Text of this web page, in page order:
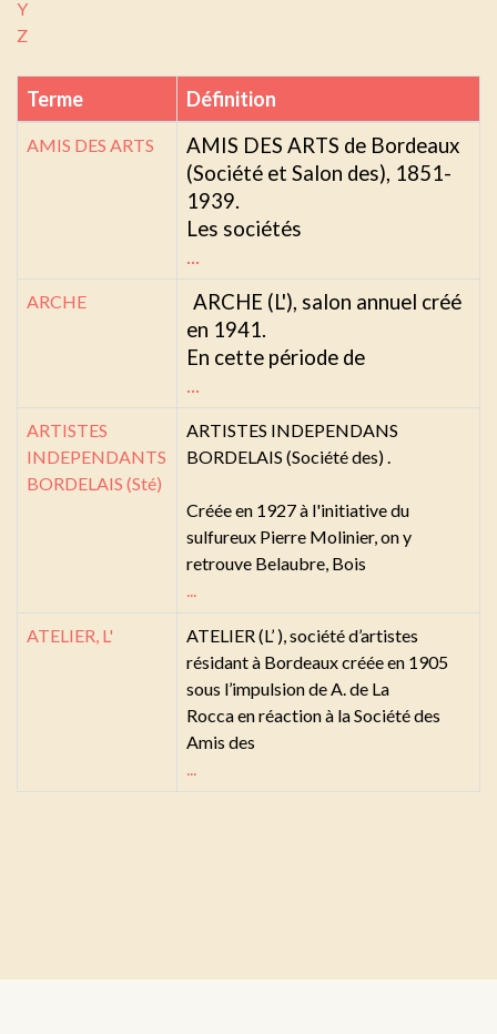
Y
Z
Terme Définition
AMIS DES ARTS
AMIS DES ARTS de Bordeaux
(Société et Salon des), 1851-
1939.
Les sociétés
...
ARCHE
ARCHE (L'), salon annuel créé
en 1941.
En cette période de
...
ARTISTES
INDEPENDANTS
BORDELAIS (Sté)
ARTISTES INDEPENDANS
BORDELAIS (Société des) .
Créée en 1927 à l'initiative du
sulfureux Pierre Molinier, on y
retrouve Belaubre, Bois
ATELIER, L'
ATELIER (L’ ), société d’artistes
résidant à Bordeaux créée en 1905
sous l’impulsion de A. de La
Rocca en réaction à la Société des
Amis des